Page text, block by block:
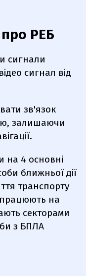
РЕБ
сигнали
сигнал від
зв'язок
, залишаючи
на 4 основні
ближньої дії
транспорту
працюють на
секторами
з БПЛА